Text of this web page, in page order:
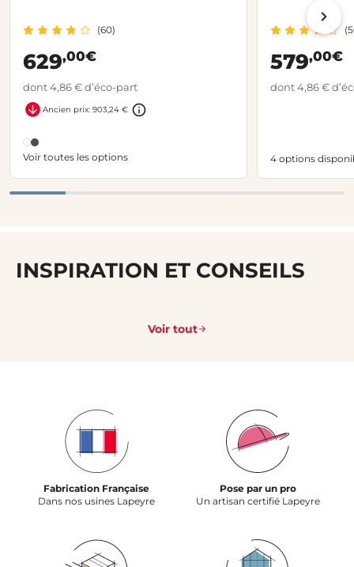
(60)
629,00€
dont 4,86 € d’éco-part
Ancien prix: 903,24 €
Voir toutes les options
579,00€
dont 4,86 €
4 options
INSPIRATION ET CONSEILS
Voir tout
Fabrication Française
Dans nos usines Lapeyre
Pose par un pro
Un artisan certifié Lapeyre